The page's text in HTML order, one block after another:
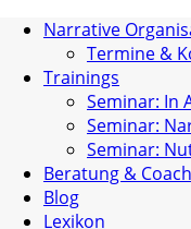
Narrative
Termine &
Trainings
Seminar: In
Seminar:
Seminar:
Beratung &
Blog
Lexikon